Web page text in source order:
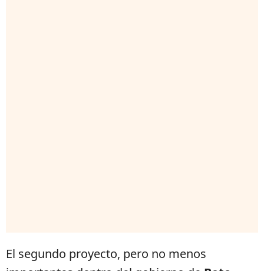
El segundo proyecto, pero no menos